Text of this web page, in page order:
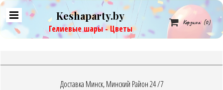
Keshaparty.by
Гелиевые шары - Цветы
 Корзина (0)
Доставка Минск, Минский Район 24 /7